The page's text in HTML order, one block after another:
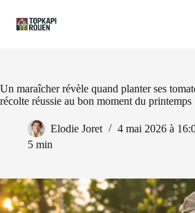
contenu
Un maraîcher révèle quand planter ses
récolte réussie au bon moment du printemps
Elodie Joret 4 mai 2026 à
5 min